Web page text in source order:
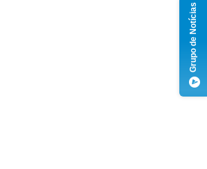
Grupo de Notícias